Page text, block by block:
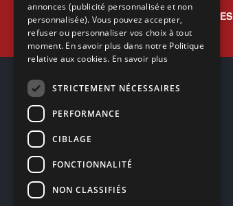
JEUX VIDÉO CONSOLES
Contactez-nous
Trouver un magasin
Rachat cartes Pokémon
Réservation par SMS
Restauration CD griffés
Smartpoints
annonces (publicité personnalisée et non
personnalisée). Vous pouvez accepter,
refuser ou personnaliser vos choix à tout
moment. En savoir plus dans notre Politique
relative aux cookies. En savoir plus
STRICTEMENT NÉCESSAIRES
PERFORMANCE
CIBLAGE
FONCTIONNALITÉ
NON CLASSIFIÉS